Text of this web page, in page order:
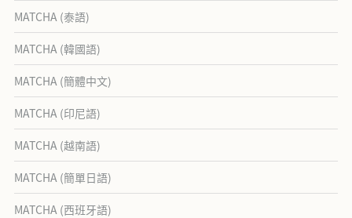
MATCHA (泰語)
MATCHA (韓國語)
MATCHA (簡體中文)
MATCHA (印尼語)
MATCHA (越南語)
MATCHA (簡單日語)
MATCHA (西班牙語)